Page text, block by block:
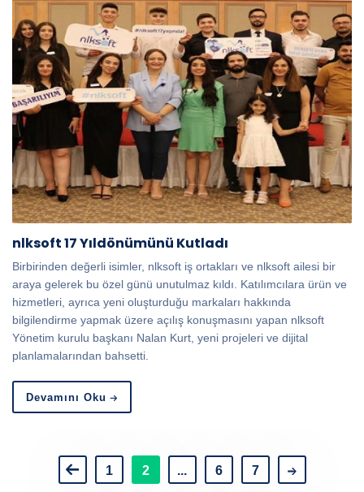
nlksoft 17 Yıldönümünü Kutladı
Birbirinden değerli isimler, nlksoft iş ortakları ve nlksoft ailesi bir
araya gelerek bu özel günü unutulmaz kıldı. Katılımcılara ürün ve
hizmetleri, ayrıca yeni oluşturduğu markaları hakkında
bilgilendirme yapmak üzere açılış konuşmasını yapan nlksoft
Yönetim kurulu başkanı Nalan Kurt, yeni projeleri ve dijital
planlamalarından bahsetti.
Devamını Oku
1 2 ... 6 7